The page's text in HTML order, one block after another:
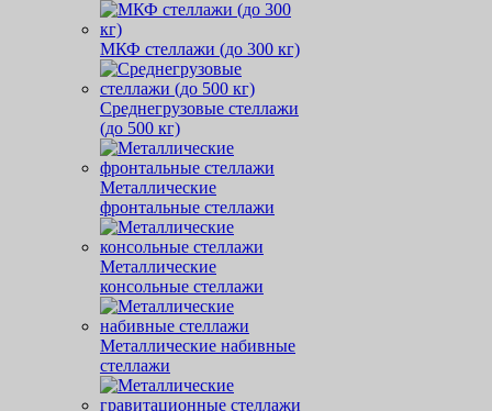
МКФ стеллажи (до 300 кг)
Среднегрузовые стеллажи
(до 500 кг)
Металлические
фронтальные стеллажи
Металлические
консольные стеллажи
Металлические набивные
стеллажи